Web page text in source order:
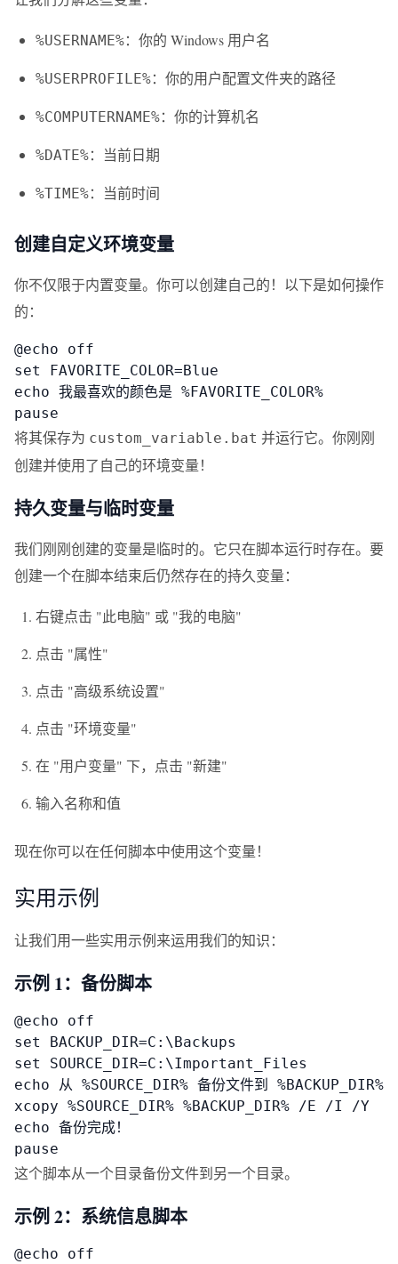
%USERNAME%：你的 Windows 用户名
%USERPROFILE%：你的用户配置文件夹的路径
%COMPUTERNAME%：你的计算机名
%DATE%：当前日期
%TIME%：当前时间
创建自定义环境变量
你不仅限于内置变量。你可以创建自己的！以下是如何操作
的：
@echo off
set FAVORITE_COLOR=Blue
echo 我最喜欢的颜色是 %FAVORITE_COLOR%
pause
将其保存为 custom_variable.bat 并运行它。你刚刚
创建并使用了自己的环境变量！
持久变量与临时变量
我们刚刚创建的变量是临时的。它只在脚本运行时存在。要
创建一个在脚本结束后仍然存在的持久变量：
右键点击 "此电脑" 或 "我的电脑"
点击 "属性"
点击 "高级系统设置"
点击 "环境变量"
在 "用户变量" 下，点击 "新建"
输入名称和值
现在你可以在任何脚本中使用这个变量！
实用示例
让我们用一些实用示例来运用我们的知识：
示例 1：备份脚本
@echo off
set BACKUP_DIR=C:\Backups
set SOURCE_DIR=C:\Important_Files
echo 从 %SOURCE_DIR% 备份文件到 %BACKUP_DIR%
xcopy %SOURCE_DIR% %BACKUP_DIR% /E /I /Y
echo 备份完成！
pause
这个脚本从一个目录备份文件到另一个目录。
示例 2：系统信息脚本
@echo off